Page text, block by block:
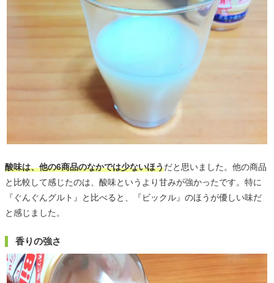
酸味は、他の6商品のなかでは少ないほうだと思いました。他の商品
と比較して感じたのは、酸味というより甘みが強かったです。特に
『ぐんぐんグルト』と比べると、『ビックル』のほうが優しい味だ
と感じました。
香りの強さ